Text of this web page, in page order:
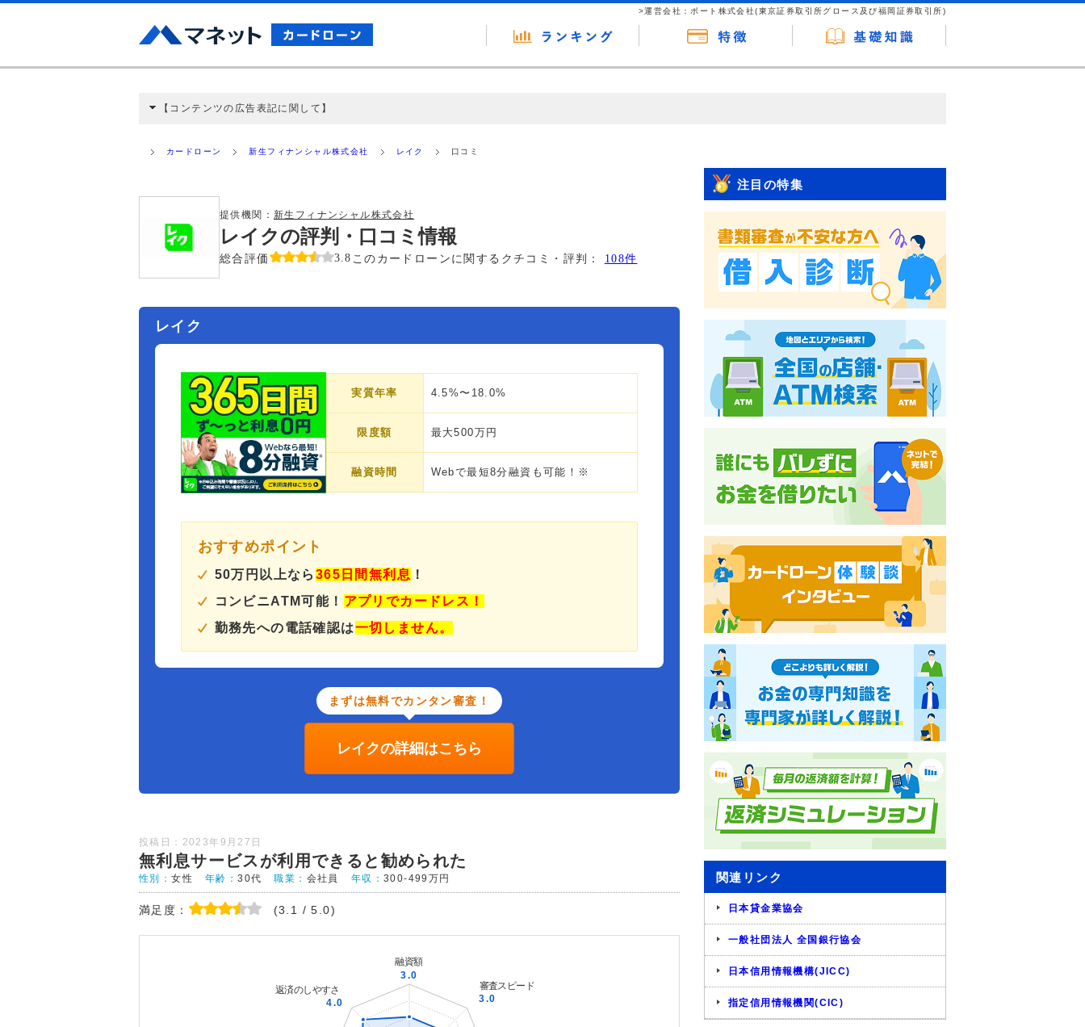
>運営会社：ポート株式会社(東京証券取引所グロース及び福岡証券取引所)
【コンテンツの広告表記に関して】
ミ収集などに基づき、公平性を担保した情報提供を行っています。
カードローン 新生フィナンシャル株式会社 レイク 口コミ
提供機関： 新生フィナンシャル株式会社
レイクの評判・口コミ情報
総合評価 3.8 このカードローンに関するクチコミ・評判： 108件
レイク
実質年率 4.5%〜18.0%
限度額 最大500万円
融資時間 Webで最短8分融資も可能！※
おすすめポイント
50万円以上なら 365日間無利息 ！
コンビニATM可能！ アプリでカードレス！
勤務先への電話確認は一切しません。
まずは無料でカンタン審査！
レイクの詳細はこちら
投稿日：2023年9月27日
無利息サービスが利用できると勧められた
性別：女性 年齢：30代 職業： 会社員 年収：300-499万円
満足度： (3.1 / 5.0)
注目の特集
関連リンク
日本貸金業協会
一般社団法人 全国銀行協会
日本信用情報機構(JICC)
指定信用情報機関(CIC)